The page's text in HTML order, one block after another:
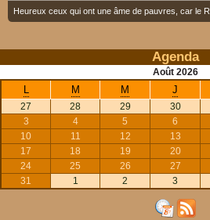
Heureux ceux qui ont une âme de pauvres, car le
Agenda
Août 2026
L M M J
27 28 29 30
3
4 5 6
10
11 12 13
17
18 19 20
24
25 26 27
31
1 2 3